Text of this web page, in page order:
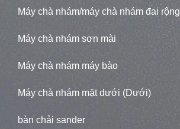
Máy chà nhám/máy chà nhám đai rộng
Máy chà nhám sơn mài
Máy chà nhám máy bào
Máy chà nhám mặt dưới (Dưới)
bàn chải sander